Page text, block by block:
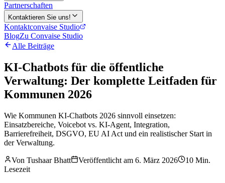
Partnerschaften
Kontaktieren Sie uns!
Kontaktconvaise Studio
BlogZu Convaise Studio
Alle Beiträge
KI-Chatbots für die öffentliche
Verwaltung: Der komplette Leitfaden für
Kommunen 2026
Wie Kommunen KI-Chatbots 2026 sinnvoll einsetzen:
Einsatzbereiche, Voicebot vs. KI-Agent, Integration,
Barrierefreiheit, DSGVO, EU AI Act und ein realistischer Start in
der Verwaltung.
Von Tushaar Bhatt Veröffentlicht am 6. März 2026 10 Min.
Lesezeit